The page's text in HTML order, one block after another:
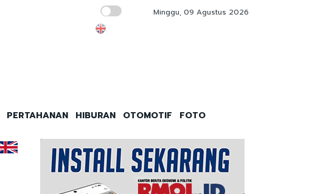
Penyelundupan 1,3 Ton Ketamin Berhasil
Minggu, 09 Agustus 2026
PERTAHANAN HIBURAN OTOMOTIF FOTO